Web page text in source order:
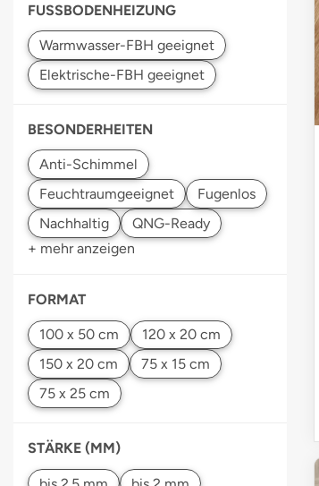
FUSSBODENHEIZUNG
BESONDERHEITEN
+ mehr anzeigen
FORMAT
STÄRKE (MM)